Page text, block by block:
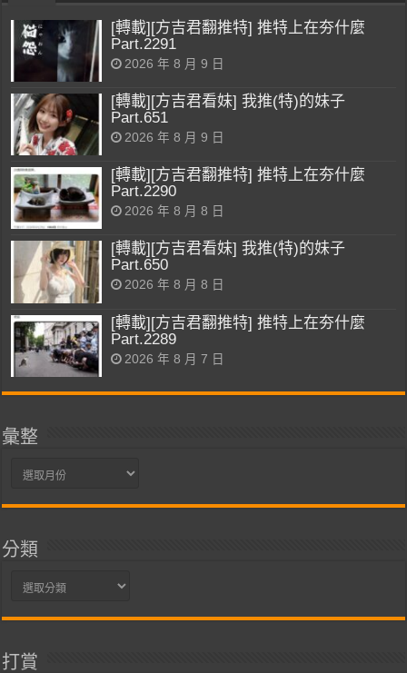
[轉載][方吉君翻推特] 推特上在夯什麼
Part.2291
2026 年 8 月 9 日
[轉載][方吉君看妹] 我推(特)的妹子
Part.651
2026 年 8 月 9 日
[轉載][方吉君翻推特] 推特上在夯什麼
Part.2290
2026 年 8 月 8 日
[轉載][方吉君看妹] 我推(特)的妹子
Part.650
2026 年 8 月 8 日
[轉載][方吉君翻推特] 推特上在夯什麼
Part.2289
2026 年 8 月 7 日
彙整
彙
分類
分
打賞